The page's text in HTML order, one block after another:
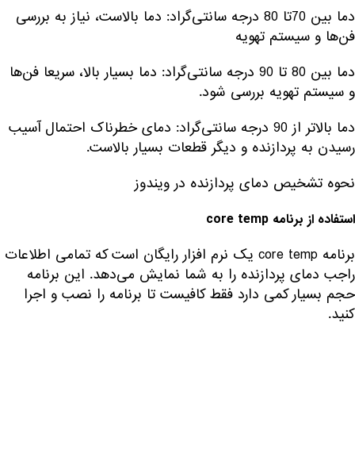
دما بین 70تا 80 درجه سانتی‌گراد: دما بالاست، نیاز به بررسی
فن‌ها و سیستم تهویه
دما بین 80 تا 90 درجه سانتی‌گراد: دما بسیار بالا، سریعا فن‌ها
و سیستم تهویه بررسی شود.
دما بالاتر از 90 درجه سانتی‌گراد: دمای خطرناک احتمال آسیب
رسیدن به پردازنده و دیگر قطعات بسیار بالاست.
نحوه تشخیص دمای پردازنده در ویندوز
استفاده از برنامه core temp
برنامه core temp یک نرم افزار رایگان است که تمامی اطلاعات
راجب دمای پردازنده را به شما نمایش می‌دهد. این برنامه
حجم بسیار کمی دارد فقط کافیست تا برنامه را نصب و اجرا
کنید.